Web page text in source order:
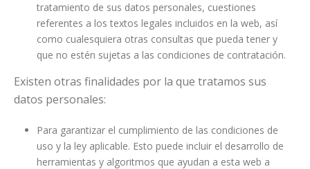
tratamiento de sus datos personales, cuestiones
referentes a los textos legales incluidos en la web, así
como cualesquiera otras consultas que pueda tener y
que no estén sujetas a las condiciones de contratación.
Existen otras finalidades por la que tratamos sus
datos personales:
Para garantizar el cumplimiento de las condiciones de
uso y la ley aplicable. Esto puede incluir el desarrollo de
herramientas y algoritmos que ayudan a esta web a